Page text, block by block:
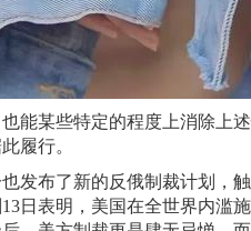
某些特定的程度上消除上述
履行。
布了新的反俄制裁计划，触
日表明，美国在全世界内滥